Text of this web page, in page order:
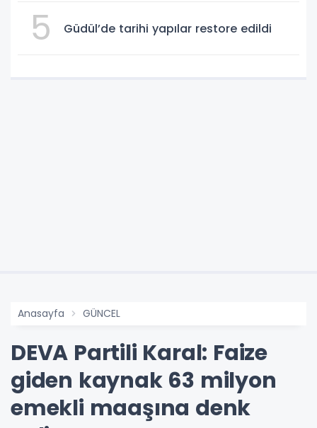
5 Güdül’de tarihi yapılar restore edildi
Anasayfa GÜNCEL
DEVA Partili Karal: Faize
giden kaynak 63 milyon
emekli maaşına denk